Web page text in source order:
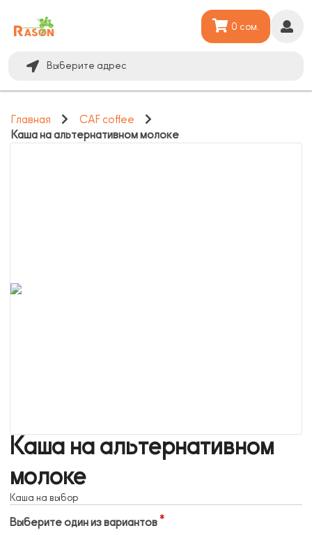
Выберите адрес
0 сом.
Главная
CAF coffee
Каша на альтернативном молоке
Каша на альтернативном
молоке
Каша на выбор
Выберите один из вариантов